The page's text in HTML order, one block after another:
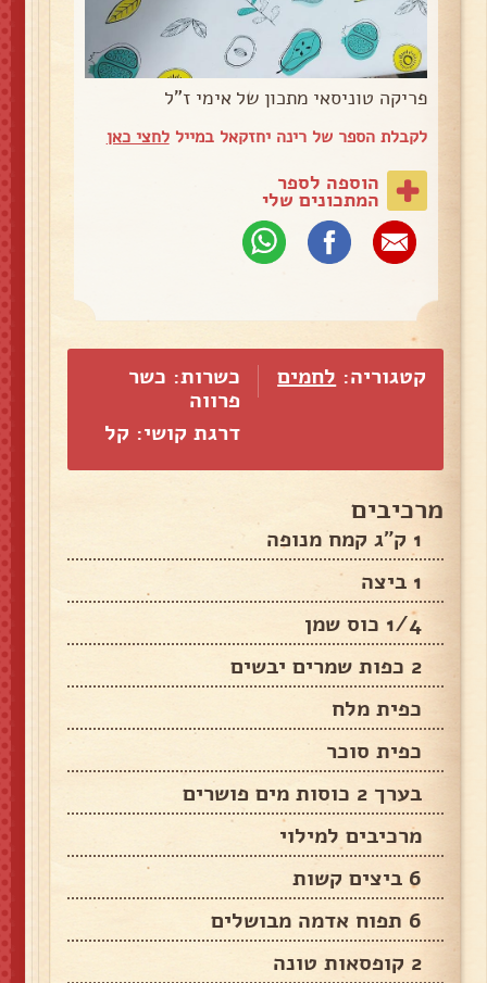
פריקה טוניסאי מתכון של אימי ז"ל
לקבלת הספר של רינה יחזקאל במייללחצי כאן
הוספה לספר
המתכונים שלי
קטגוריה: לחמים
כשרות: כשר
פרווה
דרגת קושי: קל
מרכיבים
1 ק"ג קמח מנופה
1 ביצה
1/4 כוס שמן
2 כפות שמרים יבשים
כפית מלח
כפית סוכר
בערך 2 כוסות מים פושרים
מרכיבים למילוי
6 ביצים קשות
6 תפוח אדמה מבושלים
2 קופסאות טונה